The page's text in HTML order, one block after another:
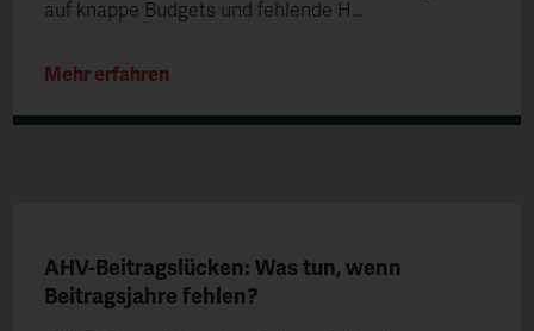
auf knappe Budgets und fehlende H…
Mehr erfahren
AHV-Beitragslücken: Was tun, wenn
Beitragsjahre fehlen?